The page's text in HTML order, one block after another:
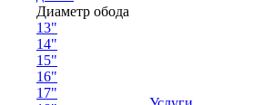
Диаметр обода
13"
14"
15"
16"
17"